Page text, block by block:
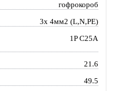
гофрокороб
3х 4мм2 (L,N,PE)
1P C25A
21.6
49.5